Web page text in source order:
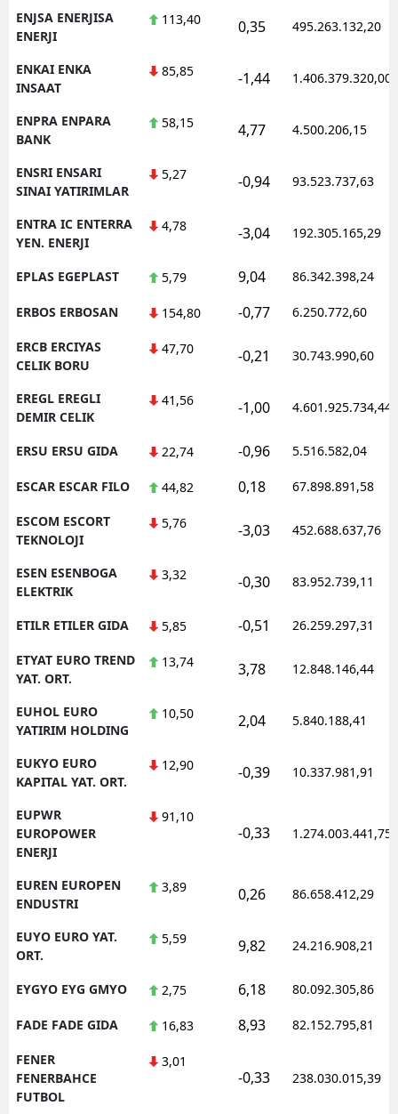
ENJSA ENERJISA
ENERJI
113,40 0,35 495.263.132,20
ENKAI ENKA
INSAAT
85,85 -1,44 1.406.379.320,00
ENPRA ENPARA
BANK
58,15 4,77 4.500.206,15
ENSRI ENSARI
SINAI YATIRIMLAR
5,27 -0,94 93.523.737,63
ENTRA IC ENTERRA
YEN. ENERJI
4,78 -3,04 192.305.165,29
EPLAS EGEPLAST 5,79 9,04 86.342.398,24
ERBOS ERBOSAN 154,80 -0,77 6.250.772,60
ERCB ERCIYAS
CELIK BORU
47,70 -0,21 30.743.990,60
EREGL EREGLI
DEMIR CELIK
41,56 -1,00 4.601.925.734,44
ERSU ERSU GIDA 22,74 -0,96 5.516.582,04
ESCAR ESCAR FILO 44,82 0,18 67.898.891,58
ESCOM ESCORT
TEKNOLOJI
5,76 -3,03 452.688.637,76
ESEN ESENBOGA
ELEKTRIK
3,32 -0,30 83.952.739,11
ETILR ETILER GIDA 5,85 -0,51 26.259.297,31
ETYAT EURO TREND
YAT. ORT.
13,74 3,78 12.848.146,44
EUHOL EURO
YATIRIM HOLDING
10,50 2,04 5.840.188,41
EUKYO EURO
KAPITAL YAT. ORT.
12,90 -0,39 10.337.981,91
EUPWR
EUROPOWER
ENERJI
91,10
-0,33 1.274.003.441,75
EUREN EUROPEN
ENDUSTRI
3,89 0,26 86.658.412,29
EUYO EURO YAT.
ORT.
5,59 9,82 24.216.908,21
EYGYO EYG GMYO 2,75 6,18 80.092.305,86
FADE FADE GIDA 16,83 8,93 82.152.795,81
FENER
FENERBAHCE
FUTBOL
3,01
-0,33 238.030.015,39